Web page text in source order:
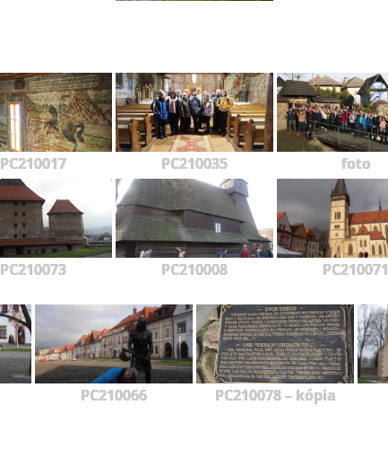
PC210017 PC210035 foto
PC210073 PC210008 PC210071
PC210066 PC210078 – kópia